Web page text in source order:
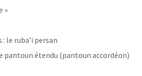
»
le ruba’i persan
pantoun étendu (pantoun accordéon)